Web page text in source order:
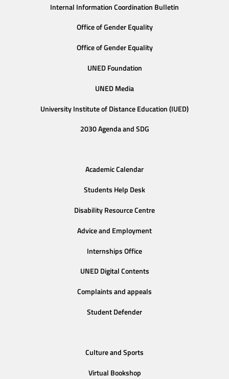
Internal Information Coordination Bulletin
Office of Gender Equality
Office of Gender Equality
UNED Foundation
UNED Media
University Institute of Distance Education (IUED)
2030 Agenda and SDG
Academic Calendar
Students Help Desk
Disability Resource Centre
Advice and Employment
Internships Office
UNED Digital Contents
Complaints and appeals
Student Defender
Culture and Sports
Virtual Bookshop